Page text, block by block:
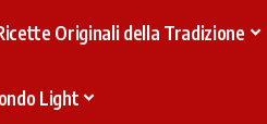
Originali della Tradizione
Light